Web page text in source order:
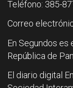
Teléfono: 385-
Correo
En Segundos es
República de
El diario digital